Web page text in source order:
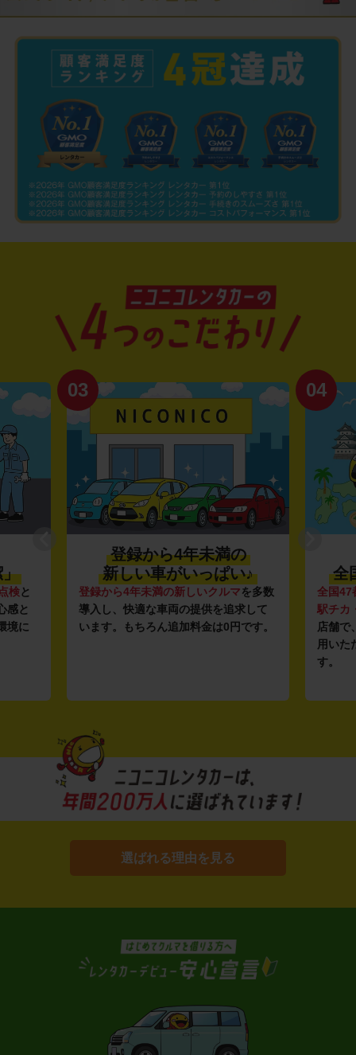
から4年未満の
車がいっぱい♪
満の新しいクルマを多数
な車両の提供を追求して
ろん追加料金は0円です。
04
利便性抜群★
全国約1,500店舗を展
全国47都道府県に1,500店舗を展
駅チカ・空港周辺
24時間
店舗で、いつでもどこでも気軽に
用いただける利便性にこだわって
選ばれる理由を見る